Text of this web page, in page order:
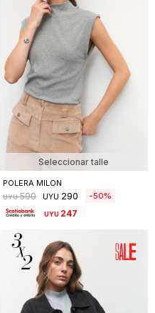
Seleccionar talle
POLERA MILON
UYU 590 UYU 290 50
UYU 247